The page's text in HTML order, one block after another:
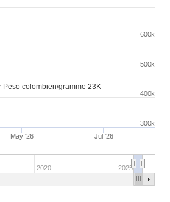
Peso colombien/gramme 23K
May '26 Jul '26
2020 2025
400k
500k
600k
300k